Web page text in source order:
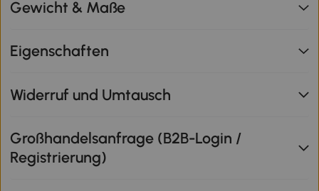
Gewicht & Maße
Eigenschaften
Widerruf und Umtausch
Großhandelsanfrage (B2B-Login /
Registrierung)